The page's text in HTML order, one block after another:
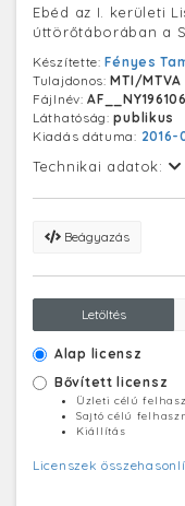
Ebéd az I. kerületi
úttörőtáborában a
Készítette:Fényes
Tulajdonos:MTI/MTVA
Fájlnév:
Láthatóság:publikus
Kiadás dátuma:
Technikai adatok:
Beágyazás
Letöltés
Alap licensz
Bővített licensz
Üzleti célú
Sajtó célú
Kiállítás
Licenszek